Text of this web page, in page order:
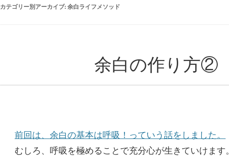
カテゴリー別アーカイブ:余白ライフメソッド
余白の作り方②
前回は、余白の基本は呼吸！っていう話をしました。
むしろ、呼吸を極めることで充分心が生きていけます。